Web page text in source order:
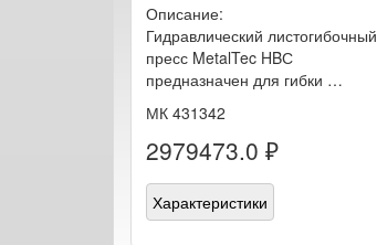
Описание:
Гидравлический листогибочный
пресс MetalTec HBС
предназначен для гибки …
МК 431342
2979473.0 ₽
Характеристики